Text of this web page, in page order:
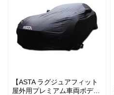
【ASTA ラグジュアフィット
屋外用プレミアム車両ボディ